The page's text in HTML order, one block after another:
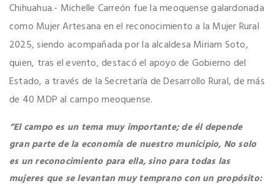
Chihuahua.- Michelle Carreón fue la meoquense galardonada
como Mujer Artesana en el reconocimiento a la Mujer Rural
2025, siendo acompañada por la alcaldesa Miriam Soto,
quien, tras el evento, destacó el apoyo de Gobierno del
Estado, a través de la Secretaría de Desarrollo Rural, de más
de 40 MDP al campo meoquense.
“El campo es un tema muy importante; de él depende
gran parte de la economía de nuestro municipio, No solo
es un reconocimiento para ella, sino para todas las
mujeres que se levantan muy temprano con un propósito: